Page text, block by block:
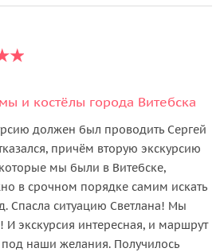
и костёлы города Витебска
должен был проводить Сергей
причём вторую экскурсию
мы были в Витебске,
в срочном порядке самим искать
Спасла ситуацию Светлана! Мы
И экскурсия интересная, и маршрут
наши желания. Получилось